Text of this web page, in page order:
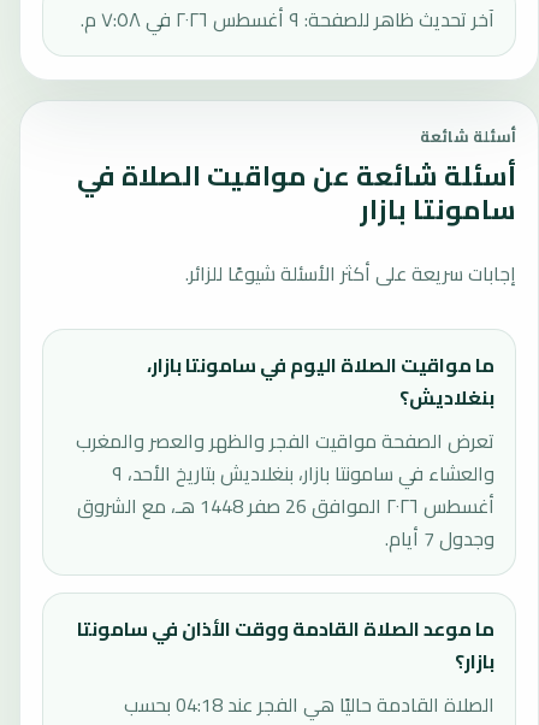
آخر تحديث ظاهر للصفحة: ٩ أغسطس ٢٠٢٦ في ٧:٥٨ م.
أسئلة شائعة
أسئلة شائعة عن مواقيت الصلاة في
سامونتا بازار
إجابات سريعة على أكثر الأسئلة شيوعًا للزائر.
ما مواقيت الصلاة اليوم في سامونتا بازار،
بنغلاديش؟
تعرض الصفحة مواقيت الفجر والظهر والعصر والمغرب
والعشاء في سامونتا بازار، بنغلاديش بتاريخ الأحد، ٩
أغسطس ٢٠٢٦ الموافق 26 صفر 1448 هـ، مع الشروق
وجدول 7 أيام.
ما موعد الصلاة القادمة ووقت الأذان في سامونتا
بازار؟
الصلاة القادمة حاليًا هي الفجر عند 04:18 بحسب